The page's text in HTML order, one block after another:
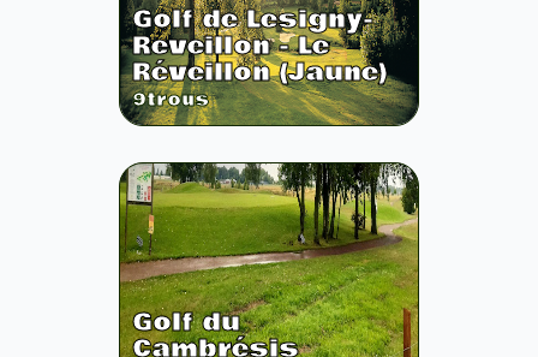
Golf de Lesigny-
Reveillon - Le
Réveillon (Jaune)
9trous
Golf du